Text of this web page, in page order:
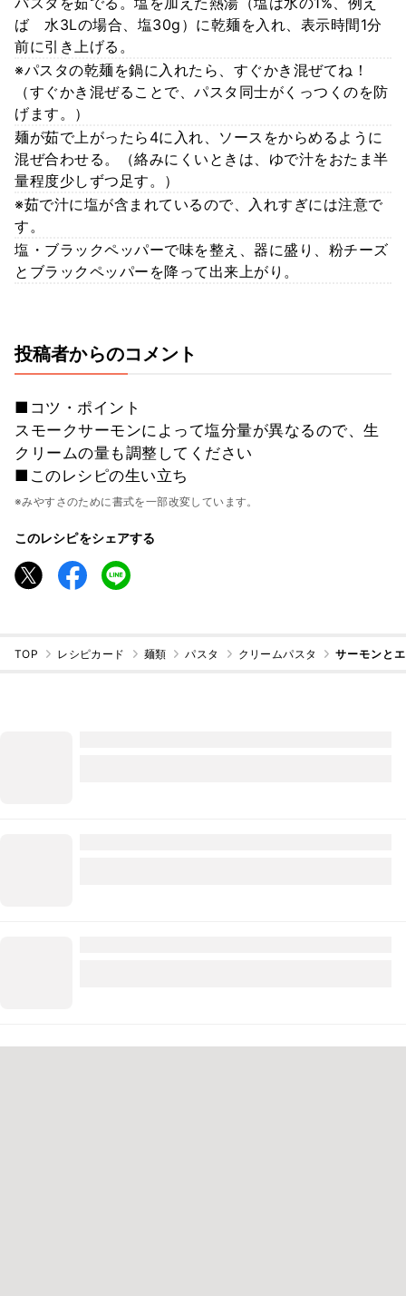
ば 水3Lの場合、塩30g）に乾麺を入れ、表示時間1分
前に引き上げる。
※パスタの乾麺を鍋に入れたら、すぐかき混ぜてね！
（すぐかき混ぜることで、パスタ同士がくっつくのを防
げます。）
麺が茹で上がったら4に入れ、ソースをからめるように
混ぜ合わせる。（絡みにくいときは、ゆで汁をおたま半
量程度少しずつ足す。）
※茹で汁に塩が含まれているので、入れすぎには注意で
す。
塩・ブラックペッパーで味を整え、器に盛り、粉チーズ
とブラックペッパーを降って出来上がり。
投稿者からのコメント
■コツ・ポイント
スモークサーモンによって塩分量が異なるので、生
クリームの量も調整してください
■このレシピの生い立ち
※みやすさのために書式を一部改変しています。
このレシピをシェアする
TOP レシピカード 麺類 パスタ クリームパスタ サーモンと